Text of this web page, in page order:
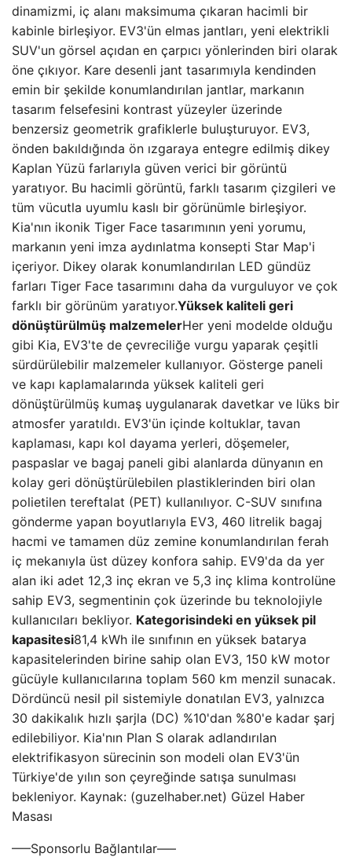
dinamizmi, iç alanı maksimuma çıkaran hacimli bir
kabinle birleşiyor. EV3'ün elmas jantları, yeni elektrikli
SUV'un görsel açıdan en çarpıcı yönlerinden biri olarak
öne çıkıyor. Kare desenli jant tasarımıyla kendinden
emin bir şekilde konumlandırılan jantlar, markanın
tasarım felsefesini kontrast yüzeyler üzerinde
benzersiz geometrik grafiklerle buluşturuyor. EV3,
önden bakıldığında ön ızgaraya entegre edilmiş dikey
Kaplan Yüzü farlarıyla güven verici bir görüntü
yaratıyor. Bu hacimli görüntü, farklı tasarım çizgileri ve
tüm vücutla uyumlu kaslı bir görünümle birleşiyor.
Kia'nın ikonik Tiger Face tasarımının yeni yorumu,
markanın yeni imza aydınlatma konsepti Star Map'i
içeriyor. Dikey olarak konumlandırılan LED gündüz
farları Tiger Face tasarımını daha da vurguluyor ve çok
farklı bir görünüm yaratıyor.Yüksek kaliteli geri
dönüştürülmüş malzemelerHer yeni modelde olduğu
gibi Kia, EV3'te de çevreciliğe vurgu yaparak çeşitli
sürdürülebilir malzemeler kullanıyor. Gösterge paneli
ve kapı kaplamalarında yüksek kaliteli geri
dönüştürülmüş kumaş uygulanarak davetkar ve lüks bir
atmosfer yaratıldı. EV3'ün içinde koltuklar, tavan
kaplaması, kapı kol dayama yerleri, döşemeler,
paspaslar ve bagaj paneli gibi alanlarda dünyanın en
kolay geri dönüştürülebilen plastiklerinden biri olan
polietilen tereftalat (PET) kullanılıyor. C-SUV sınıfına
gönderme yapan boyutlarıyla EV3, 460 litrelik bagaj
hacmi ve tamamen düz zemine konumlandırılan ferah
iç mekanıyla üst düzey konfora sahip. EV9'da da yer
alan iki adet 12,3 inç ekran ve 5,3 inç klima kontrolüne
sahip EV3, segmentinin çok üzerinde bu teknolojiyle
kullanıcıları bekliyor. Kategorisindeki en yüksek pil
kapasitesi81,4 kWh ile sınıfının en yüksek batarya
kapasitelerinden birine sahip olan EV3, 150 kW motor
gücüyle kullanıcılarına toplam 560 km menzil sunacak.
Dördüncü nesil pil sistemiyle donatılan EV3, yalnızca
30 dakikalık hızlı şarjla (DC) %10'dan %80'e kadar şarj
edilebiliyor. Kia'nın Plan S olarak adlandırılan
elektrifikasyon sürecinin son modeli olan EV3'ün
Türkiye'de yılın son çeyreğinde satışa sunulması
bekleniyor. Kaynak: (guzelhaber.net) Güzel Haber
Masası
—–Sponsorlu Bağlantılar—–